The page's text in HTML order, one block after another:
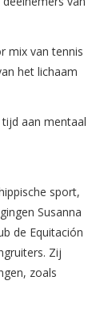
mix van tennis
het lichaam
aan mentaal
sport,
Susanna
de Equitación
Zij
zoals